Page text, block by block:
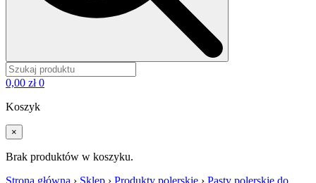
0,00 zł 0
Koszyk
×
Brak produktów w koszyku.
Strona główna › Sklep › Produkty polerskie › Pasty polerskie do